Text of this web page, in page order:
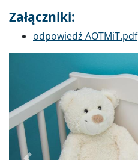
Załączniki:
Dokument
odpowiedź AOTMiT.pdf